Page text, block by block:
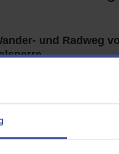
und Radweg